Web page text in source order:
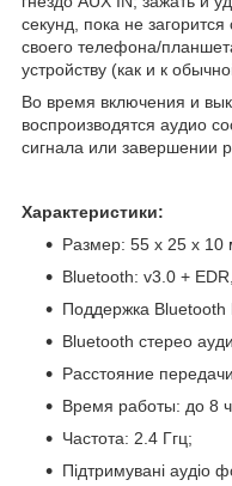
секунд, пока не
своего телефона/
устройству (как и к
Во время включения и
воспроизводятся аудио
сигнала или завершении
Характеристики:
Размер: 55 х 25 х 10
Bluetooth: v3.0 +
Поддержка
Bluetooth стерео
Расстояние
Время работы: до 8
Частота: 2.4 Ггц;
Підтримувані аудіо